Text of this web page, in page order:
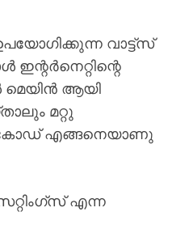
വാട്ട്സ്
മെയിന്‍ ആയി
മറ്റു
കോഡ് എങ്ങനെയാണു
എന്ന